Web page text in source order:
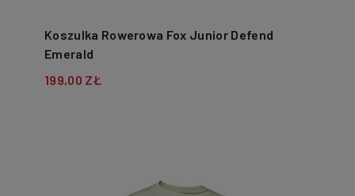
Koszulka Rowerowa Fox Junior Defend
Emerald
199,00 ZŁ